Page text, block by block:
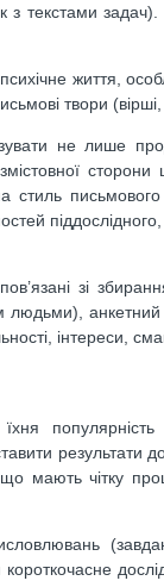
задач).
психічне життя,
твори
не лише
зі
мають чітку